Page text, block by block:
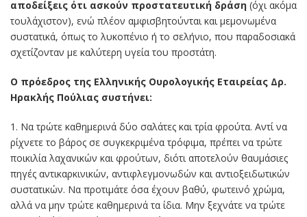
αποδείξεις ότι ασκούν προστατευτική δράση (όχι ακόμα
τουλάχιστον), ενώ πλέον αμφισβητούνται και μεμονωμένα
συστατικά, όπως το λυκοπένιο ή το σελήνιο, που παραδοσιακά
σχετίζονταν με καλύτερη υγεία του προστάτη.
Ο πρόεδρος της Ελληνικής Ουρολογικής Εταιρείας Δρ.
Ηρακλής Πούλιας συστήνει:
1. Να τρώτε καθημερινά δύο σαλάτες και τρία φρούτα. Αντί να
ρίχνετε το βάρος σε συγκεκριμένα τρόφιμα, πρέπει να τρώτε
ποικιλία λαχανικών και φρούτων, διότι αποτελούν θαυμάσιες
πηγές αντικαρκινικών, αντιφλεγμονωδών και αντιοξειδωτικών
συστατικών. Να προτιμάτε όσα έχουν βαθύ, φωτεινό χρώμα,
αλλά να μην τρώτε καθημερινά τα ίδια. Μην ξεχνάτε να τρώτε